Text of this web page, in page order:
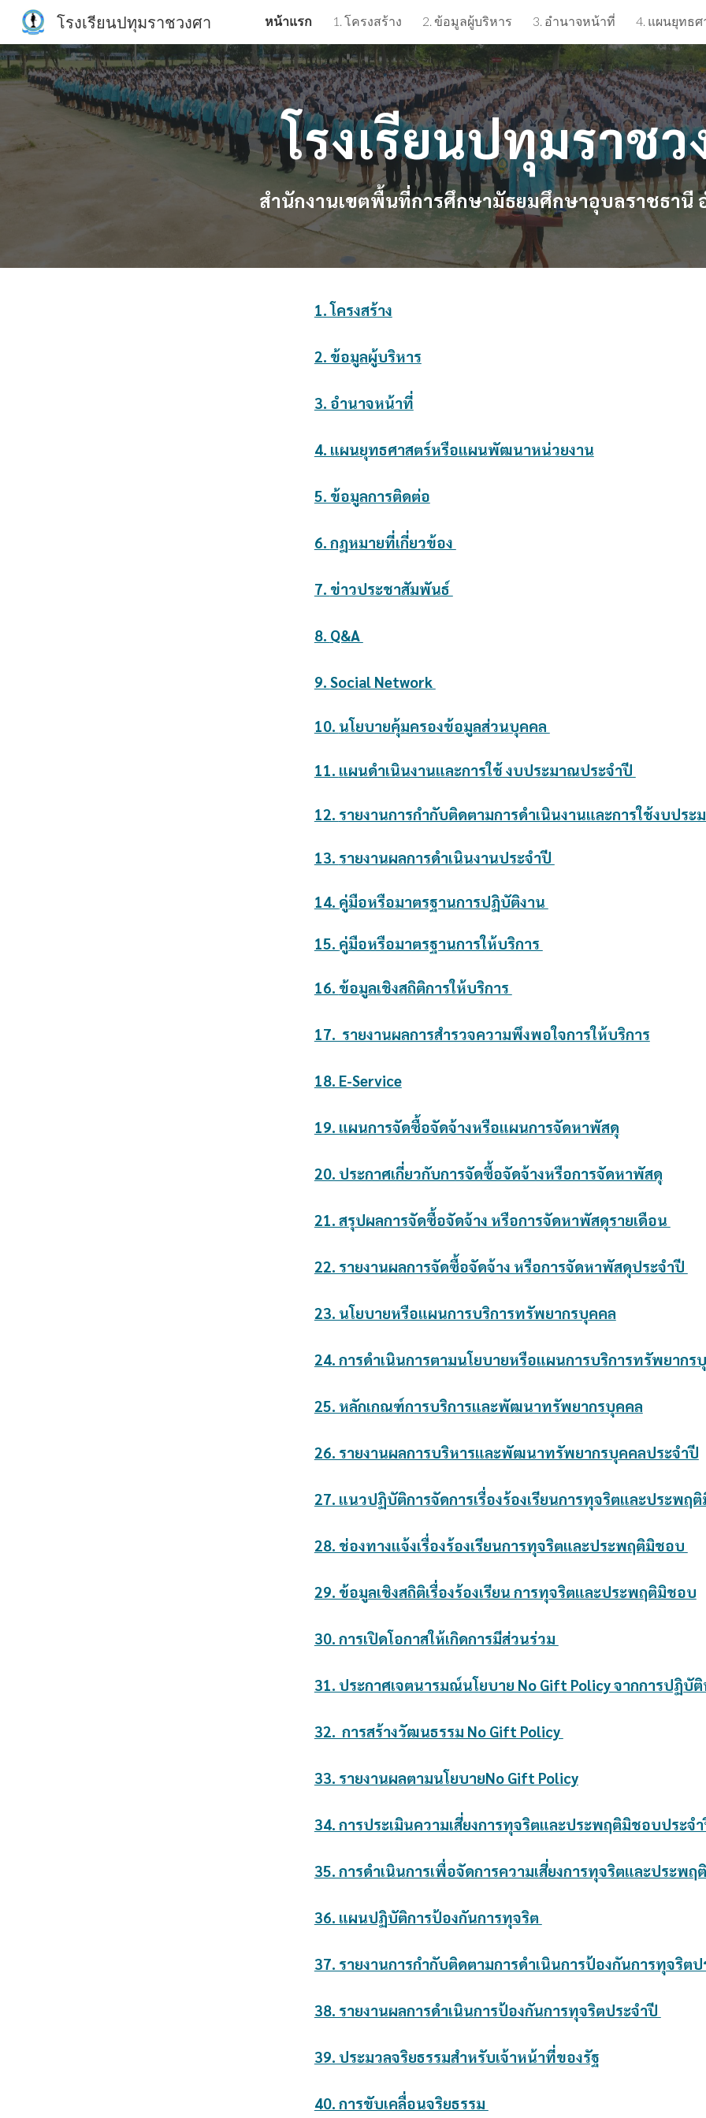
Skip to main content Skip to
โรงเรียนปทุมราชวงศา หน้าแรก 1. โครงสร้าง 2. ข้อมูลผู้บริหาร 3. อำนาจหน้าที่
โรงเรียนปทุมราชว
สำนักงานเขตพื้นที่การศึกษามัธยมศึกษาอุบลราชธานี
1. โครงสร้าง
2. ข้อมูลผู้บริหาร
3. อำนาจหน้าที่
4. แผนยุทธศาสตร์หรือแผนพัฒนาหน่วยงาน
5. ข้อมูลการติดต่อ
6. กฎหมายที่เกี่ยวข้อง
7. ข่าวประชาสัมพันธ์
8. Q&A
9. Social Network
10. นโยบายคุ้มครองข้อมูลส่วนบุคคล
11. แผนดำเนินงานและการใช้ งบประมาณประจำปี
12. รายงานการกำกับติดตามการดำเนินงานและการใช้งบปร
13. รายงานผลการดำเนินงานประจำปี
14. คู่มือหรือมาตรฐานการปฏิบัติงาน
15. คู่มือหรือมาตรฐานการให้บริการ
16. ข้อมูลเชิงสถิติการให้บริการ
17. รายงานผลการสำรวจความพึงพอใจการให้บริการ
18. E-Service
19. แผนการจัดซื้อจัดจ้างหรือแผนการจัดหาพัสดุ
20. ประกาศเกี่ยวกับการจัดซื้อจัดจ้างหรือการจัดหาพัสดุ
21. สรุปผลการจัดซื้อจัดจ้าง หรือการจัดหาพัสดุรายเดือน
22. รายงานผลการจัดซื้อจัดจ้าง หรือการจัดหาพัสดุประจำปี
23. นโยบายหรือแผนการบริการทรัพยากรบุคคล
24. การดำเนินการตามนโยบายหรือแผนการบริการทรัพยากร
25. หลักเกณฑ์การบริการและพัฒนาทรัพยากรบุคคล
26. รายงานผลการบริหารและพัฒนาทรัพยากรบุคคลประจำปี
27. แนวปฏิบัติการจัดการเรื่องร้องเรียนการทุจริตและประพฤ
28. ช่องทางแจ้งเรื่องร้องเรียนการทุจริตและประพฤติมิชอบ
29. ข้อมูลเชิงสถิติเรื่องร้องเรียน การทุจริตและประพฤติมิชอบ
30. การเปิดโอกาสให้เกิดการมีส่วนร่วม
31. ประกาศเจตนารมณ์นโยบาย No Gift Policy จากการปฏิบั
32. การสร้างวัฒนธรรม No Gift Policy
33. รายงานผลตามนโยบายNo Gift Policy
34. การประเมินความเสี่ยงการทุจริตและประพฤติมิชอบประจ
35. การดำเนินการเพื่อจัดการความเสี่ยงการทุจริตและประพ
36. แผนปฏิบัติการป้องกันการทุจริต
37. รายงานการกำกับติดตามการดำเนินการป้องกันการทุจริต
38. รายงานผลการดำเนินการป้องกันการทุจริตประจำปี
39. ประมวลจริยธรรมสำหรับเจ้าหน้าที่ของรัฐ
40. การขับเคลื่อนจริยธรรม